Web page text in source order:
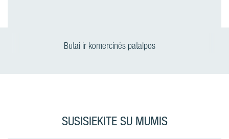
Butai ir komercinės patalpos
SUSISIEKITE SU MUMIS